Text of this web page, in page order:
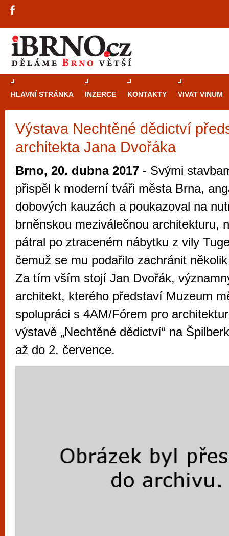
HLAVNÍ STRÁNKA INZERCE KONTAKTY VIVAT VINUM
Výstava Nechtěné dědictví
architekta Jana Dvořáka
Brno, 20. dubna 2017 - Svými
přispěl k moderní tváři města Brna,
dobových kauzách a poukazoval na
brněnskou meziválečnou architekturu,
pátral po ztraceném nábytku z vily
čemuž se mu podařilo zachránit
Za tím vším stojí Jan Dvořák,
architekt, kterého představí Muzeum
spolupráci s 4AM/Fórem pro
výstavě „Nechtěné dědictví“ na
až do 2. července.
Průvodce
Brně: Od
Brno je
zajímavé
restaurace,
Mimo jiné je ale také místem, kde si
vyzkoušet různé kasinové hry. V
metropoli naleznete širokou nabídku her
po moderní automaty jak pro pravidelné
příležitostné hráče. V...